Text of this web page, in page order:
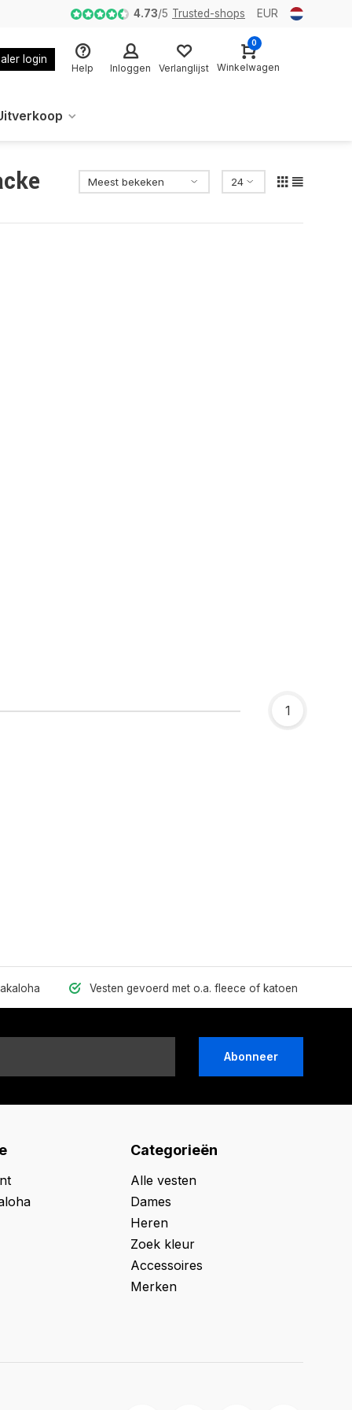
4.73/5 Trusted-shops EUR
login
Help Inloggen Verlanglijst
0
Winkelwagen
1
Vesten gevoerd met o.a. fleece of katoen
Abonneer
Categorieën
Alle vesten
Dames
Heren
Zoek kleur
Accessoires
Merken